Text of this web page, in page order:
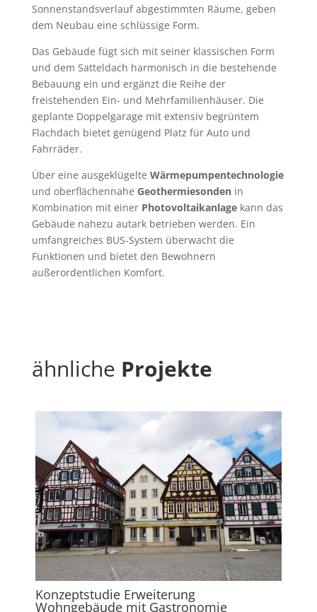
Sonnenstandsverlauf abgestimmten Räume, geben
dem Neubau eine schlüssige Form.
Das Gebäude fügt sich mit seiner klassischen Form
und dem Satteldach harmonisch in die bestehende
Bebauung ein und ergänzt die Reihe der
freistehenden Ein- und Mehrfamilienhäuser. Die
geplante Doppelgarage mit extensiv begrüntem
Flachdach bietet genügend Platz für Auto und
Fahrräder.
Über eine ausgeklügelte Wärmepumpentechnologie
und oberflächennahe Geothermiesondenin
Kombination mit einer Photovoltaikanlagekann das
Gebäude nahezu autark betrieben werden. Ein
umfangreiches BUS-System überwacht die
Funktionen und bietet den Bewohnern
außerordentlichen Komfort.
ähnliche Projekte
Konzeptstudie Erweiterung
Wohngebäude mit Gastronomie